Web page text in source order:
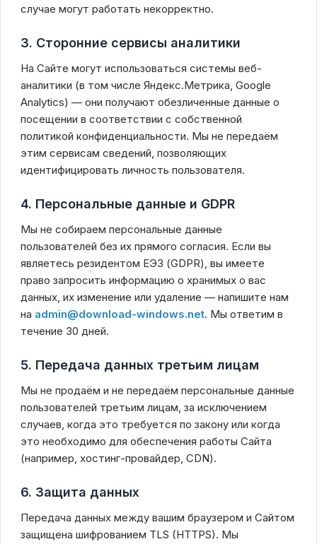
случае могут работать некорректно.
3. Сторонние сервисы аналитики
На Сайте могут использоваться системы веб-
аналитики (в том числе Яндекс.Метрика, Google
Analytics) — они получают обезличенные данные о
посещении в соответствии с собственной
политикой конфиденциальности. Мы не передаём
этим сервисам сведений, позволяющих
идентифицировать личность пользователя.
4. Персональные данные и GDPR
Мы не собираем персональные данные
пользователей без их прямого согласия. Если вы
являетесь резидентом ЕЭЗ (GDPR), вы имеете
право запросить информацию о хранимых о вас
данных, их изменение или удаление — напишите нам
на admin@download-windows.net. Мы ответим в
течение 30 дней.
5. Передача данных третьим лицам
Мы не продаём и не передаём персональные данные
пользователей третьим лицам, за исключением
случаев, когда это требуется по закону или когда
это необходимо для обеспечения работы Сайта
(например, хостинг-провайдер, CDN).
6. Защита данных
Передача данных между вашим браузером и Сайтом
защищена шифрованием TLS (HTTPS). Мы